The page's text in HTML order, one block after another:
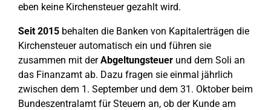
eben keine Kirchensteuer gezahlt wird.
Seit 2015 behalten die Banken von Kapitalerträgen die
Kirchensteuer automatisch ein und führen sie
zusammen mit derAbgeltungsteuer und dem Soli an
das Finanzamt ab. Dazu fragen sie einmal jährlich
zwischen dem 1. September und dem 31. Oktober beim
Bundeszentralamt für Steuern an, ob der Kunde am